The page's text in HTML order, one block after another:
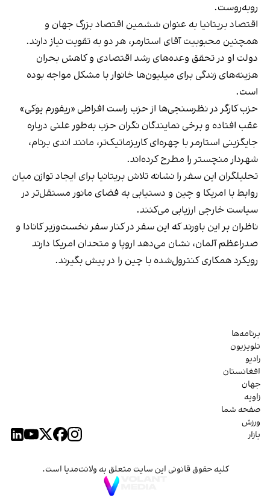
روبه‌روست.
اقتصاد بریتانیا به عنوان ششمین اقتصاد بزرگ جهان و
همچنین محبوبیت آقای استارمر، هر دو به تقویت نیاز دارند.
دولت او در تحقق وعده‌های رشد اقتصادی و کاهش بحران
هزینه‌های زندگی برای میلیون‌ها خانوار با مشکل مواجه بوده
است.
حزب کارگر در نظرسنجی‌ها از حزب راست افراطی «ریفورم یوکی»
عقب افتاده و برخی نمایندگان نگران حزب به‌طور علنی درباره
جایگزینی استارمر با چهره‌ای کاریزماتیک‌تر، مانند اندی برنام،
شهردار منچستر را مطرح کرده‌اند.
تحلیلگران این سفر را نشانه تلاش بریتانیا برای ایجاد توازن میان
روابط با امریکا و چین و دستیابی به فضای مانور مستقل‌تر در
سیاست خارجی ارزیابی می‌کنند.
ناظران بر این باورند که این سفر در کنار سفر نخست‌وزیر کانادا و
صدراعظم آلمان، نشان می‌دهد اروپا و متحدان امریکا دارند
رویکرد همکاری کنترول‌شده با چین را در پیش بگیرند.
برنامه‌ها
تلویزیون
رادیو
افغانستان
جهان
زاویه
صفحه شما
ورزش
بازار
کلیه حقوق قانونی این سایت متعلق به ولانت‌مدیا است.